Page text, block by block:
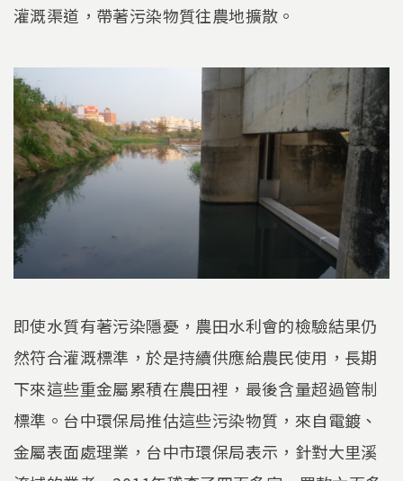
灌溉渠道，帶著污染物質往農地擴散。
即使水質有著污染隱憂，農田水利會的檢驗結果仍
然符合灌溉標準，於是持續供應給農民使用，長期
下來這些重金屬累積在農田裡，最後含量超過管制
標準。台中環保局推估這些污染物質，來自電鍍、
金屬表面處理業，台中市環保局表示，針對大里溪